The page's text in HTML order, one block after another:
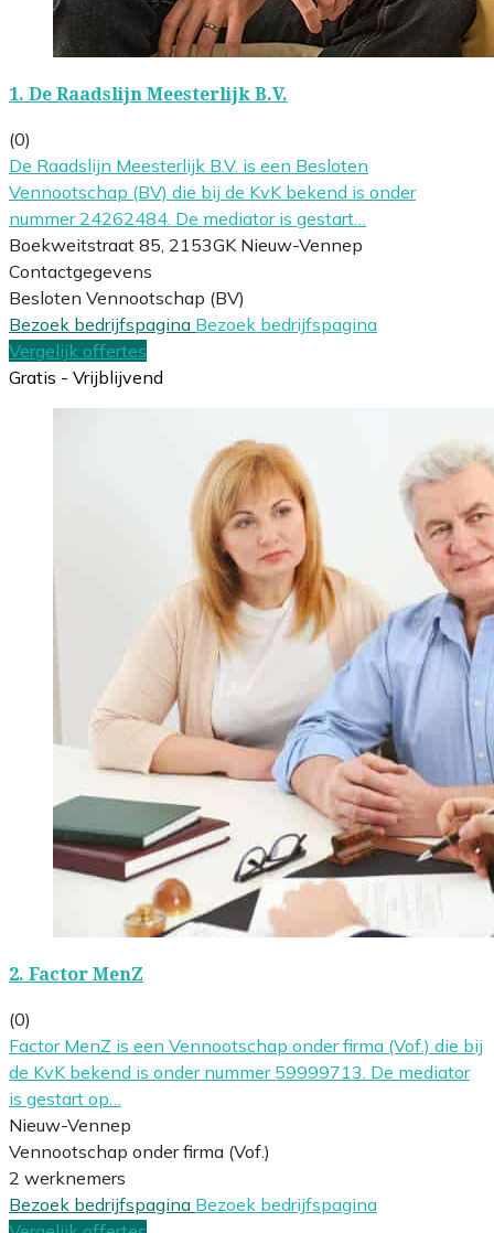
1. De Raadslijn Meesterlijk B.V.
(0)
De Raadslijn Meesterlijk B.V. is een Besloten
Vennootschap (BV) die bij de KvK bekend is onder
nummer 24262484. De mediator is gestart…
Boekweitstraat 85, 2153GK Nieuw-Vennep
Contactgegevens
Besloten Vennootschap (BV)
Bezoek bedrijfspagina Bezoek bedrijfspagina
Vergelijk offertes
Gratis - Vrijblijvend
2. Factor MenZ
(0)
Factor MenZ is een Vennootschap onder firma (Vof.) die bij
de KvK bekend is onder nummer 59999713. De mediator
is gestart op…
Nieuw-Vennep
Vennootschap onder firma (Vof.)
2 werknemers
Bezoek bedrijfspagina Bezoek bedrijfspagina